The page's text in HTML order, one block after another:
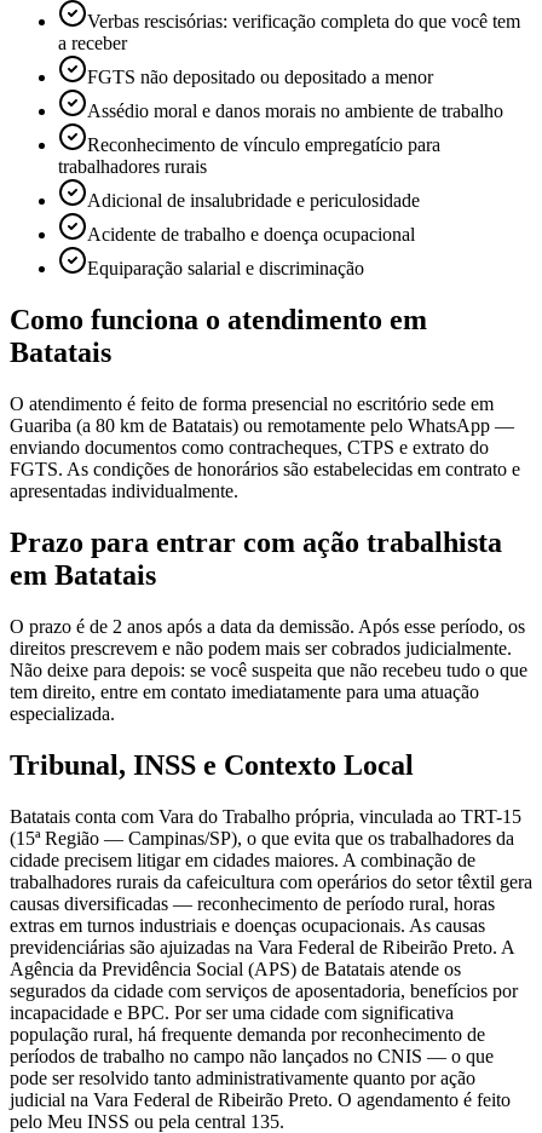
Verbas rescisórias: verificação completa do que você tem
a receber
FGTS não depositado ou depositado a menor
Assédio moral e danos morais no ambiente de trabalho
Reconhecimento de vínculo empregatício para
trabalhadores rurais
Adicional de insalubridade e periculosidade
Acidente de trabalho e doença ocupacional
Equiparação salarial e discriminação
Como funciona o atendimento em
Batatais
O atendimento é feito de forma presencial no escritório sede em
Guariba (a 80 km de Batatais) ou remotamente pelo WhatsApp —
enviando documentos como contracheques, CTPS e extrato do
FGTS. As condições de honorários são estabelecidas em contrato e
apresentadas individualmente.
Prazo para entrar com ação trabalhista
em Batatais
O prazo é de 2 anos após a data da demissão. Após esse período, os
direitos prescrevem e não podem mais ser cobrados judicialmente.
Não deixe para depois: se você suspeita que não recebeu tudo o que
tem direito, entre em contato imediatamente para uma atuação
especializada.
Tribunal, INSS e Contexto Local
Batatais conta com Vara do Trabalho própria, vinculada ao TRT-15
(15ª Região — Campinas/SP), o que evita que os trabalhadores da
cidade precisem litigar em cidades maiores. A combinação de
trabalhadores rurais da cafeicultura com operários do setor têxtil gera
causas diversificadas — reconhecimento de período rural, horas
extras em turnos industriais e doenças ocupacionais. As causas
previdenciárias são ajuizadas na Vara Federal de Ribeirão Preto. A
Agência da Previdência Social (APS) de Batatais atende os
segurados da cidade com serviços de aposentadoria, benefícios por
incapacidade e BPC. Por ser uma cidade com significativa
população rural, há frequente demanda por reconhecimento de
períodos de trabalho no campo não lançados no CNIS — o que
pode ser resolvido tanto administrativamente quanto por ação
judicial na Vara Federal de Ribeirão Preto. O agendamento é feito
pelo Meu INSS ou pela central 135.